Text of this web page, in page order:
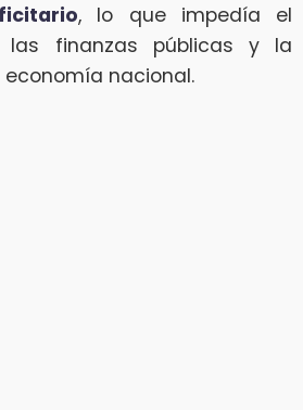
, lo que impedía el
las finanzas públicas y la
nacional.